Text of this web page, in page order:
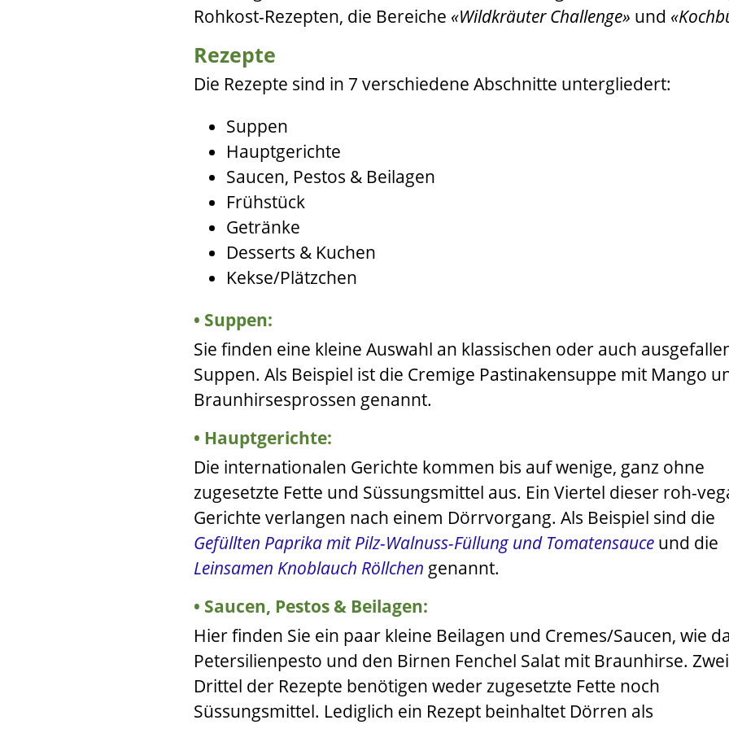
Rohkost-Rezepten, die Bereiche
Wildkräuter Challenge und
Rezepte
Die Rezepte sind in 7 verschiedene Abschnitte untergliedert:
Suppen
Hauptgerichte
Saucen, Pestos & Beilagen
Frühstück
Getränke
Desserts & Kuchen
Kekse/Plätzchen
Suppen:
Sie finden eine kleine Auswahl an klassischen oder auch
Suppen. Als Beispiel ist die Cremige Pastinakensuppe mit Mango
Braunhirsesprossen genannt.
Hauptgerichte:
Die internationalen Gerichte kommen bis auf wenige, ganz ohne
zugesetzte Fette und Süssungsmittel aus. Ein Viertel dieser roh-
Gerichte verlangen nach einem Dörrvorgang. Als Beispiel sind die
Gefüllten Paprika mit Pilz-Walnuss-Füllung und Tomatensauce und die
Leinsamen Knoblauch Röllchen genannt.
Saucen, Pestos & Beilagen:
Hier finden Sie ein paar kleine Beilagen und Cremes/Saucen, wie
Petersilienpesto und den Birnen Fenchel Salat mit Braunhirse. Zwei
Drittel der Rezepte benötigen weder zugesetzte Fette noch
Süssungsmittel. Lediglich ein Rezept beinhaltet Dörren als